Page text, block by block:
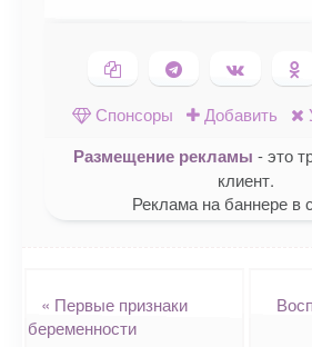
Копировать ссылку
Поделиться в
Спонсоры
Добавить
Размещение рекламы - это
клиент.
Реклама на баннере в
« Первые признаки
беременности